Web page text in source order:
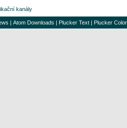
kanály
| Atom Downloads | Plucker Text | Plucker Color